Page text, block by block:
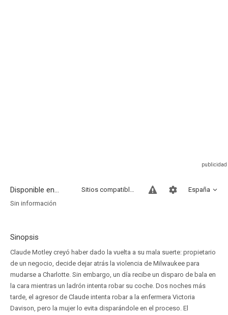
Disponible en... España
Sitios compatibles
Sin información
Sinopsis
Claude Motley creyó haber dado la vuelta a su mala suerte: propietario
de un negocio, decide dejar atrás la violencia de Milwaukee para
mudarse a Charlotte. Sin embargo, un día recibe un disparo de bala en
la cara mientras un ladrón intenta robar su coche. Dos noches más
tarde, el agresor de Claude intenta robar a la enfermera Victoria
Davison, pero la mujer lo evita disparándole en el proceso. El